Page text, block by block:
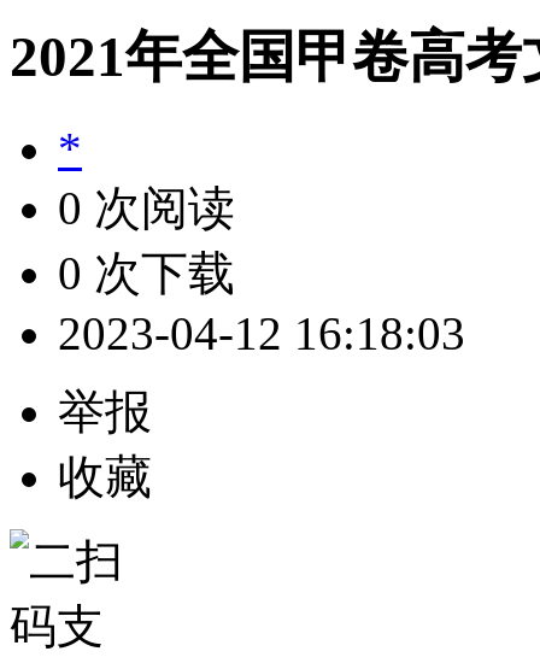
2021年全国甲卷高
*
0 次阅读
0 次下载
2023-04-12 16:18:03
举报
收藏